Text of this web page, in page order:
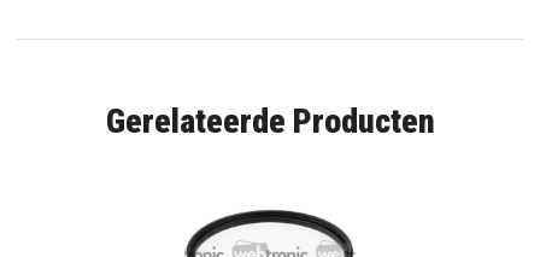
Gerelateerde Producten